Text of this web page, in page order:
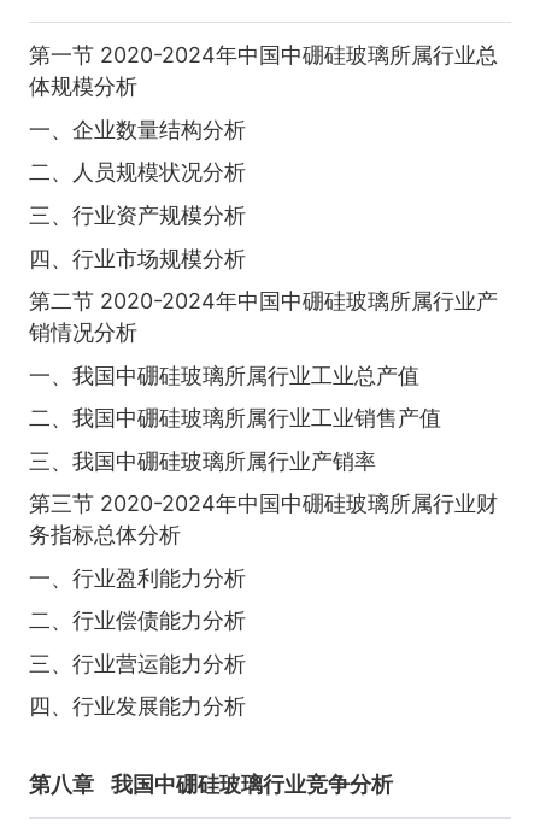
第一节 2020-2024年中国中硼硅玻璃所属行业总
体规模分析
一、企业数量结构分析
二、人员规模状况分析
三、行业资产规模分析
四、行业市场规模分析
第二节 2020-2024年中国中硼硅玻璃所属行业产
销情况分析
一、我国中硼硅玻璃所属行业工业总产值
二、我国中硼硅玻璃所属行业工业销售产值
三、我国中硼硅玻璃所属行业产销率
第三节 2020-2024年中国中硼硅玻璃所属行业财
务指标总体分析
一、行业盈利能力分析
二、行业偿债能力分析
三、行业营运能力分析
四、行业发展能力分析
第八章 我国中硼硅玻璃行业竞争分析